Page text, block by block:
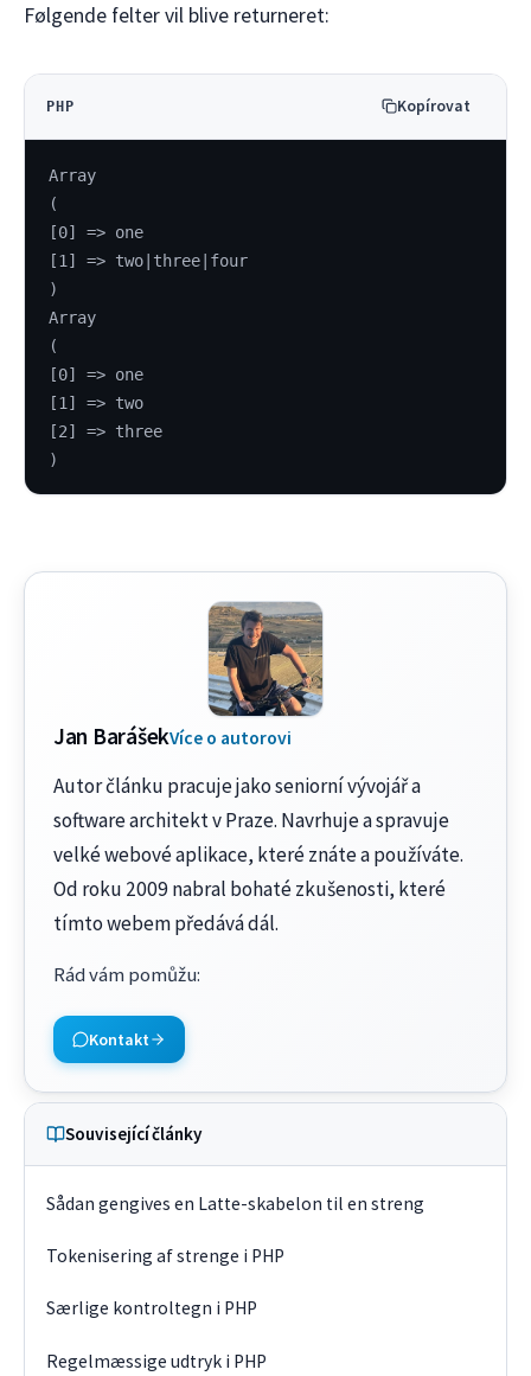
Følgende felter vil blive returneret:
PHP Kopírovat
Array
(
[0] => one
[1] => two|three|four
)
Array
(
[0] => one
[1] => two
[2] => three
)
Jan BarášekVíce o autorovi
Autor článku pracuje jako seniorní vývojář a
software architekt v Praze. Navrhuje a spravuje
velké webové aplikace, které znáte a používáte.
Od roku 2009 nabral bohaté zkušenosti, které
tímto webem předává dál.
Rád vám pomůžu:
Kontakt
Související články
Sådan gengives en Latte-skabelon til en streng
Tokenisering af strenge i PHP
Særlige kontroltegn i PHP
Regelmæssige udtryk i PHP